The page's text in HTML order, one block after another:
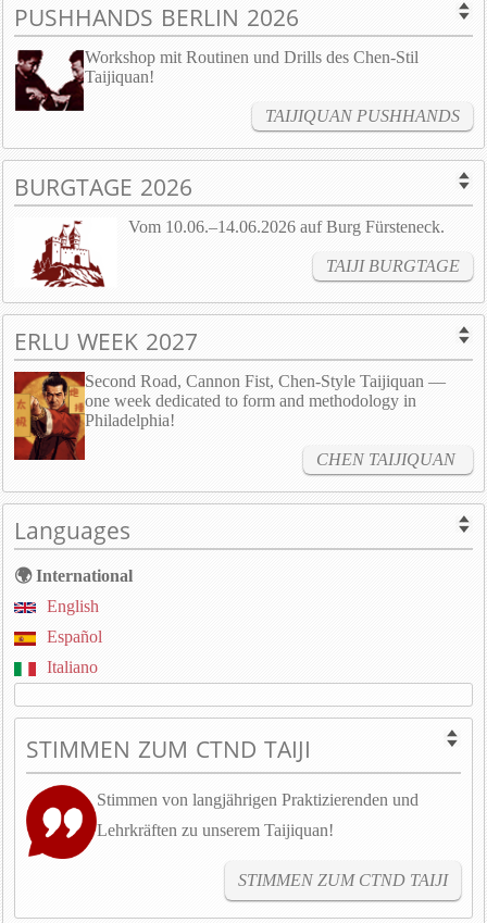
PUSHHANDS BERLIN 2026
Workshop mit Routinen und Drills des Chen-Stil
Taijiquan!
TAIJIQUAN PUSHHANDS
BURGTAGE 2026
Vom 10.06.–14.06.2026 auf Burg Fürsteneck.
TAIJI BURGTAGE
ERLU WEEK 2027
Second Road, Cannon Fist, Chen-Style Taijiquan —
one week dedicated to form and methodology in
Philadelphia!
CHEN TAIJIQUAN
Languages
🌍 International
English
Español
Italiano
STIMMEN ZUM CTND TAIJI
Stimmen von langjährigen Praktizierenden und
Lehrkräften zu unserem Taijiquan!
STIMMEN ZUM CTND TAIJI